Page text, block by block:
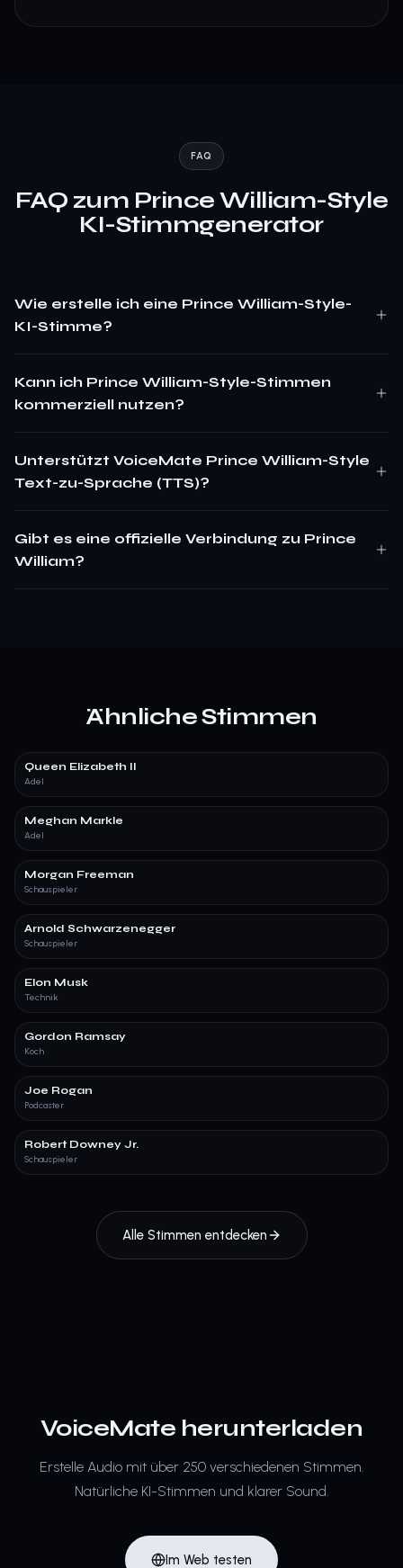
FAQ
FAQ zum Prince William-Style
KI-Stimmgenerator
Wie erstelle ich eine Prince William-Style-
KI-Stimme?
Kann ich Prince William-Style-Stimmen
kommerziell nutzen?
Unterstützt VoiceMate Prince William-Style
Text-zu-Sprache (TTS)?
Gibt es eine offizielle Verbindung zu Prince
William?
Ähnliche Stimmen
Queen Elizabeth II
Adel
Meghan Markle
Adel
Morgan Freeman
Schauspieler
Arnold Schwarzenegger
Schauspieler
Elon Musk
Technik
Gordon Ramsay
Koch
Joe Rogan
Podcaster
Robert Downey Jr.
Schauspieler
Alle Stimmen entdecken
VoiceMate herunterladen
Erstelle Audio mit über 250 verschiedenen Stimmen.
Natürliche KI-Stimmen und klarer Sound.
Im Web testen